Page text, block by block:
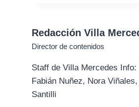
Redacción Villa
Director de contenidos
Staff de Villa Mercedes Info:
Fabián Nuñez, Nora
Santilli